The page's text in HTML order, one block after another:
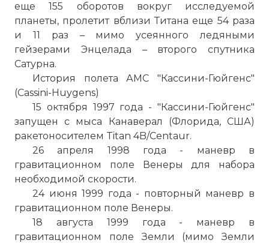
еще 155 оборотов вокруг исследуемой
планеты, пролетит вблизи Титана еще 54 раза
и 11 раз – мимо усеянного ледяными
гейзерами Энцелада – второго спутника
Сатурна.
История полета АМС "Кассини-Гюйгенс"
(Cassini-Huygens)
15 октября 1997 года - "Кассини-Гюйгенс"
запущен с мыса Канаверал (Флорида, США)
ракетоносителем Titan 4B/Centaur.
26 апреля 1998 года - маневр в
гравитационном поле Венеры для набора
необходимой скорости.
24 июня 1999 года - повторный маневр в
гравитационном поле Венеры.
18 августа 1999 года - маневр в
гравитационном поле Земли (мимо Земли